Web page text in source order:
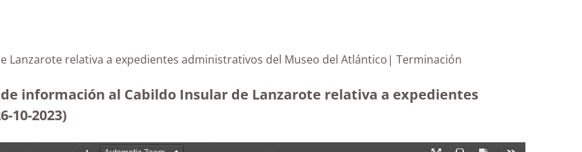
de Lanzarote relativa a expedientes administrativos del Museo del Atlántico| Terminación
información al Cabildo Insular de Lanzarote relativa a expedientes
10-2023)